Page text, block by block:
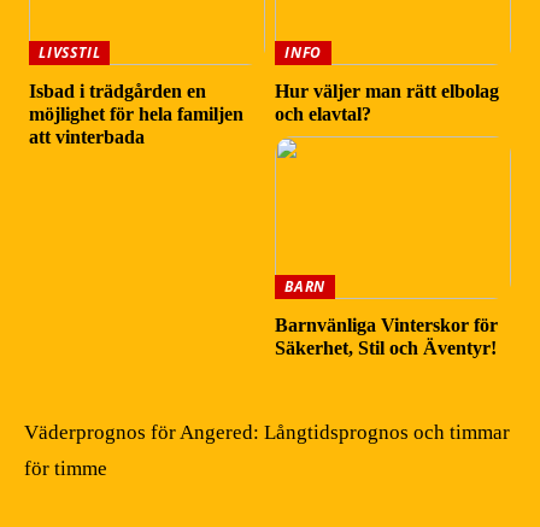
LIVSSTIL
Isbad i trädgården en
möjlighet för hela familjen
att vinterbada
INFO
Hur väljer man rätt elbolag
och elavtal?
BARN
Barnvänliga Vinterskor för
Säkerhet, Stil och Äventyr!
Väderprognos för Angered: Långtidsprognos och timmar
för timme